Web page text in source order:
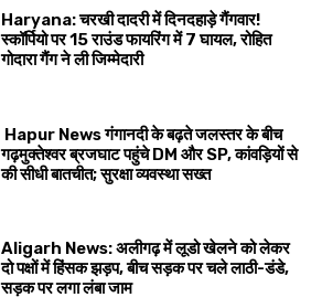
Haryana: चरखी दादरी में दिनदहाड़े गैंगवार!
स्कॉर्पियो पर 15 राउंड फायरिंग में 7 घायल, रोहित
गोदारा गैंग ने ली जिम्मेदारी
Hapur News गंगानदी के बढ़ते जलस्तर के बीच
गढ़मुक्तेश्वर ब्रजघाट पहुंचे DM और SP, कांवड़ियों से
की सीधी बातचीत; सुरक्षा व्यवस्था सख्त
Aligarh News: अलीगढ़ में लूडो खेलने को लेकर
दो पक्षों में हिंसक झड़प, बीच सड़क पर चले लाठी-डंडे,
सड़क पर लगा लंबा जाम